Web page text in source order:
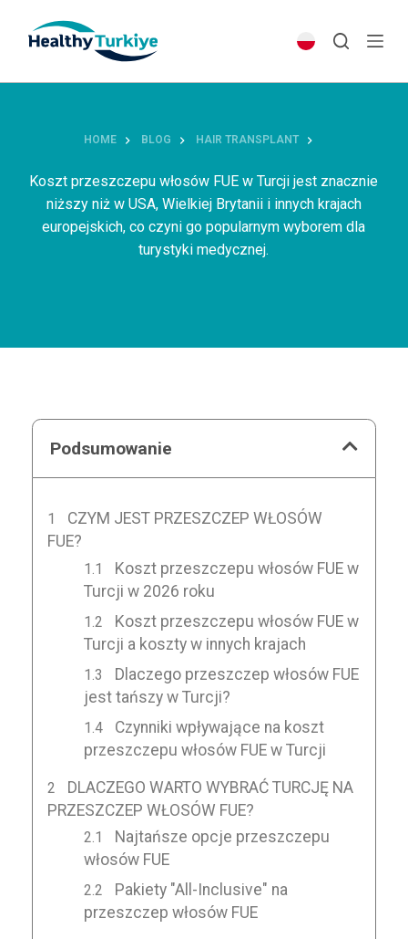
p
HOME BLOG HAIR TRANSPLANT
Koszt przeszczepu włosów FUE w Turcji jest znacznie
niższy niż w USA, Wielkiej Brytanii i innych krajach
europejskich, co czyni go popularnym wyborem dla
turystyki medycznej.
Podsumowanie
CZYM JEST PRZESZCZEP WŁOSÓW
FUE?
Koszt przeszczepu włosów FUE w
Turcji w 2026 roku
Koszt przeszczepu włosów FUE w
Turcji a koszty w innych krajach
Dlaczego przeszczep włosów FUE
jest tańszy w Turcji?
Czynniki wpływające na koszt
przeszczepu włosów FUE w Turcji
DLACZEGO WARTO WYBRAĆ TURCJĘ NA
PRZESZCZEP WŁOSÓW FUE?
Najtańsze opcje przeszczepu
włosów FUE
Pakiety "All-Inclusive" na
przeszczep włosów FUE